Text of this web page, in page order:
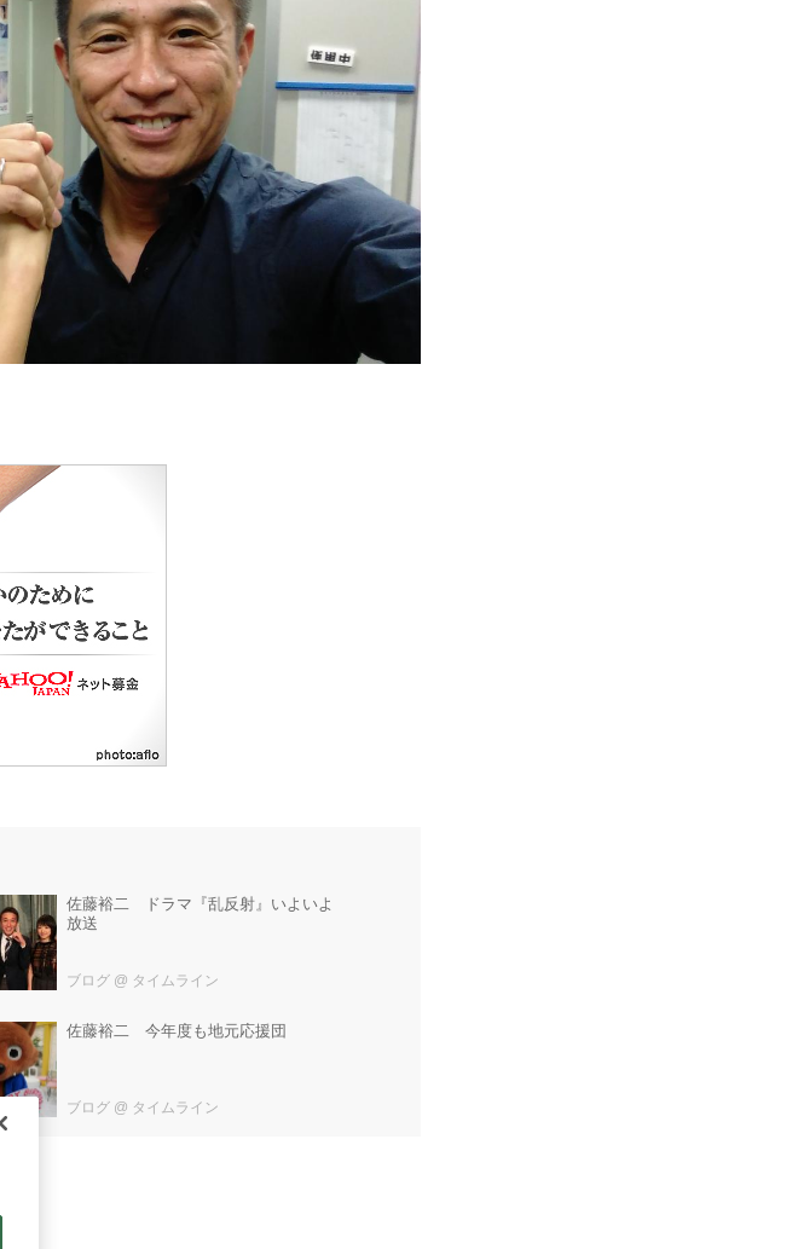
佐藤裕二 ドラマ『乱反射』いよいよ
放送
ブログ @ タイムライン
佐藤裕二 今年度も地元応援団
ブログ @ タイムライン